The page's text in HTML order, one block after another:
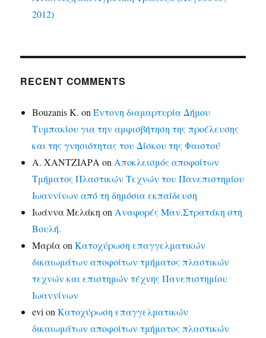
2012)
RECENT COMMENTS
Bouzanis K. onΈντονη διαμαρτυρία Δήμου
Τυμπακίου για την αμφισβήτηση της προέλευσης
και της γνησιότητας του Δίσκου της Φαιστού
Α. ΧΑΝΤΖΙΑΡΑ on Αποκλεισμός αποφοίτων
Τμήματος Πλαστικών Τεχνών του Πανεπιστημίου
Ιωαννίνων από τη δημόσια εκπαίδευση
Ιωάννα Μελάκη on Αναφορές Μαν.Στρατάκη στη
Βουλή.
ΜαρίαonΚατοχύρωση επαγγελματικών
δικαιωμάτων αποφοίτων τμήματος πλαστικών
τεχνών και επιστημών τέχνης Πανεπιστημίου
Ιωαννίνων
evi onΚατοχύρωση επαγγελματικών
δικαιωμάτων αποφοίτων τμήματος πλαστικών